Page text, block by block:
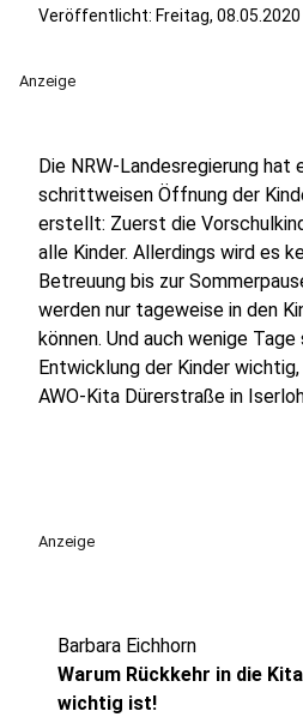
Veröffentlicht: Freitag,
Anzeige
Die NRW-Landesregierung hat
schrittweisen Öffnung der
erstellt: Zuerst die
alle Kinder. Allerdings wird es
Betreuung bis zur
werden nur tageweise in den
können. Und auch wenige
Entwicklung der Kinder
AWO-Kita Dürerstraße in
Anzeige
Barbara Eichhorn
Warum Rückkehr in die Kita
wichtig ist!